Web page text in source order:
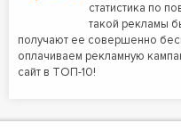
статистика по
такой рекламы
получают ее совершенно
оплачиваем рекламную
сайт в ТОП-10!